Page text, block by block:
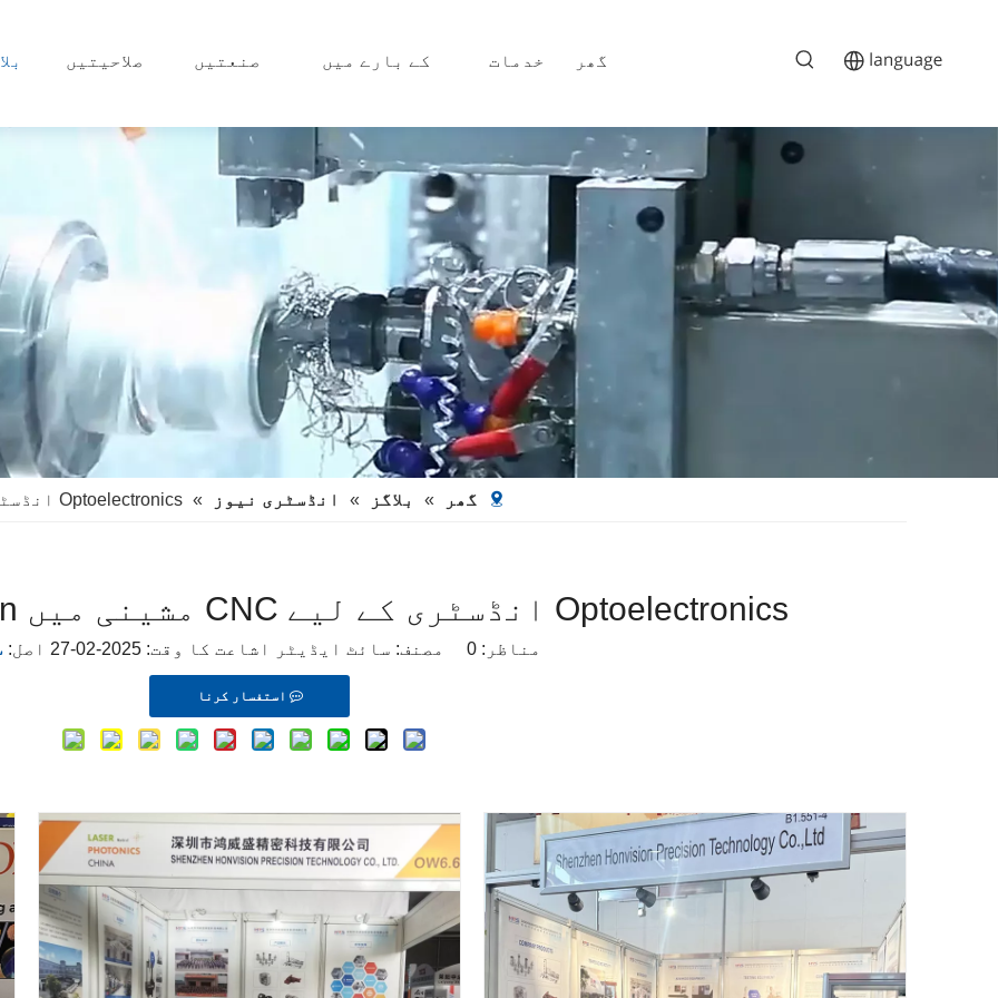
گھر خدمات کے بارے میں صنعتیں صلاحیتیں
گھر » بلاگز » انڈسٹری نیوز » Optoelectronics انڈسٹری کے لیے CNC مشینی میں Honvision کے فوائد
Optoelectronics انڈسٹری کے لیے CNC مشینی میں Honvision کے فوائد
مناظر:0 مصنف: سائٹ ایڈیٹر اشاعت کا وقت: 2025-02-27 اصل:
استفسار کرنا